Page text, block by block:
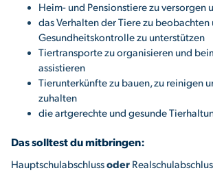
Heim- und Pensionstiere zu versorgen
das Verhalten der Tiere zu
Gesundheitskontrolle zu unterstützen
Tiertransporte zu organisieren und
assistieren
Tierunterkünfte zu bauen, zu reinigen
zuhalten
die artgerechte und gesunde
Das solltest du mitbringen:
Hauptschulabschlussoder